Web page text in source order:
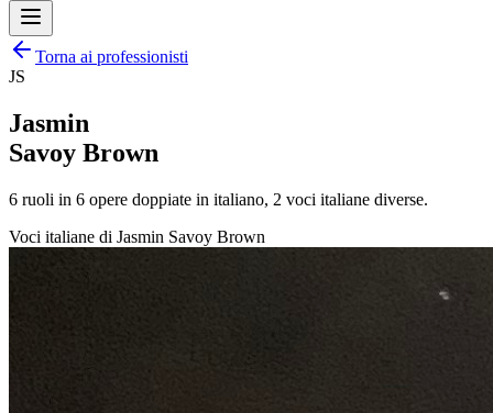
Torna ai professionisti
JS
Jasmin
Savoy Brown
6 ruoli in 6 opere doppiate in italiano, 2 voci italiane diverse.
Voci italiane di Jasmin Savoy Brown